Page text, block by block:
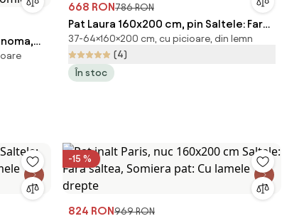
668 RON786 RON
Pat Laura 160x200 cm, pin Saltele: Fara
saltea, Somiera pat: Cu lamele drepte
37-64×160×200 cm, cu picioare, din lemn
(4)
În stoc
-15 %
824 RON969 RON